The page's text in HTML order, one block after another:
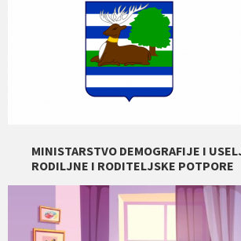
MINISTARSTVO DEMOGRAFIJE I
RODILJNE I RODITELJSKE POTPORE